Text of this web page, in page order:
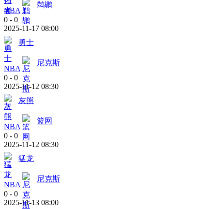
NBA
鹈鹕
0 - 0
2025-11-17 08:00
勇士
NBA
尼克斯
0 - 0
2025-11-12 08:30
灰熊
NBA
篮网
0 - 0
2025-11-12 08:30
猛龙
NBA
尼克斯
0 - 0
2025-11-13 08:00